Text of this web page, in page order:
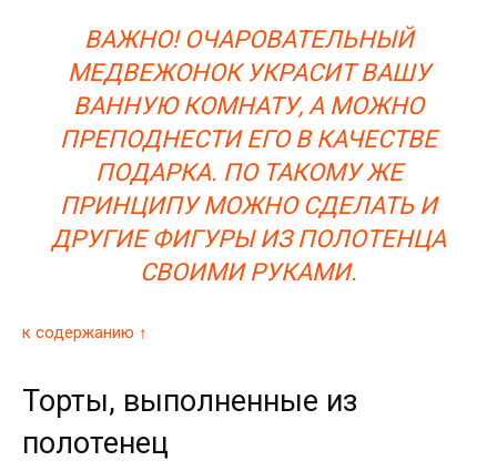
ВАЖНО! ОЧАРОВАТЕЛЬНЫЙ
МЕДВЕЖОНОК УКРАСИТ ВАШУ
ВАННУЮ КОМНАТУ, А МОЖНО
ПРЕПОДНЕСТИ ЕГО В КАЧЕСТВЕ
ПОДАРКА. ПО ТАКОМУ ЖЕ
ПРИНЦИПУ МОЖНО СДЕЛАТЬ И
ДРУГИЕ ФИГУРЫ ИЗ ПОЛОТЕНЦА
СВОИМИ РУКАМИ.
к содержанию ↑
Торты, выполненные из
полотенец